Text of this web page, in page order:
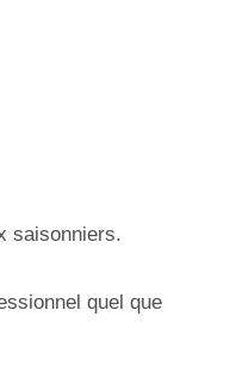
saisonniers.
quel que